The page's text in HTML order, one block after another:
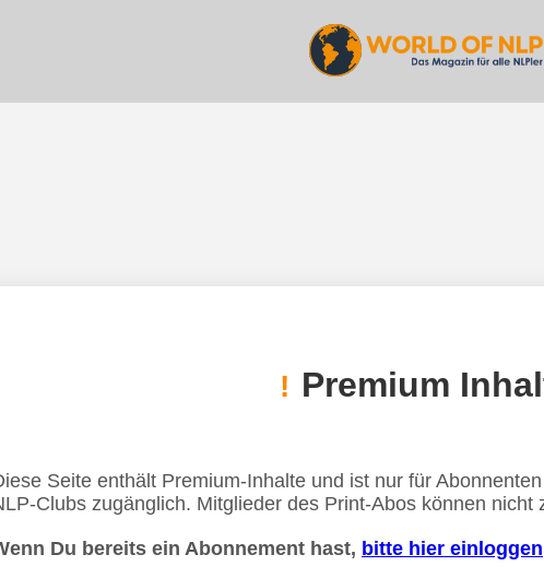
! Premium
Seite enthält Premium-Inhalte und ist nur für
Clubs zugänglich. Mitglieder des Print-Abos können nicht
Du bereits ein Abonnement hast, bitte hier einloggen